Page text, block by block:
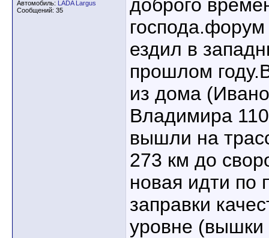
Автомобиль: LADA Largus
Сообщений: 35
доброго
господа.форум
ездил в
прошлом
из дома
Владимира
вышли на
273 км до
новая идти по
заправки
уровне (вышки